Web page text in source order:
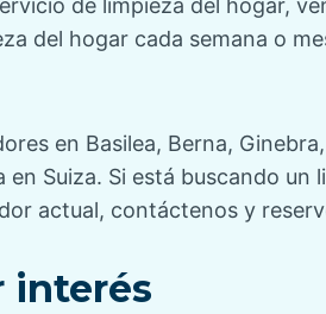
de limpieza del hogar,
del hogar cada semana o
en Basilea, Berna, Ginebra,
en Suiza. Si está buscando un
actual, contáctenos y
interés